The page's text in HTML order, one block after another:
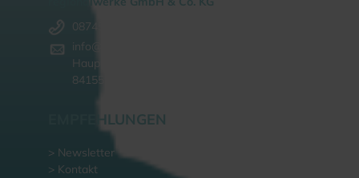
EMPFEHLUNGEN
08745 / 964748 - 0
info@regionalwerke.com
Hauptstraße 59
84155 Bodenkirchen
> Newsletter
> Kontakt